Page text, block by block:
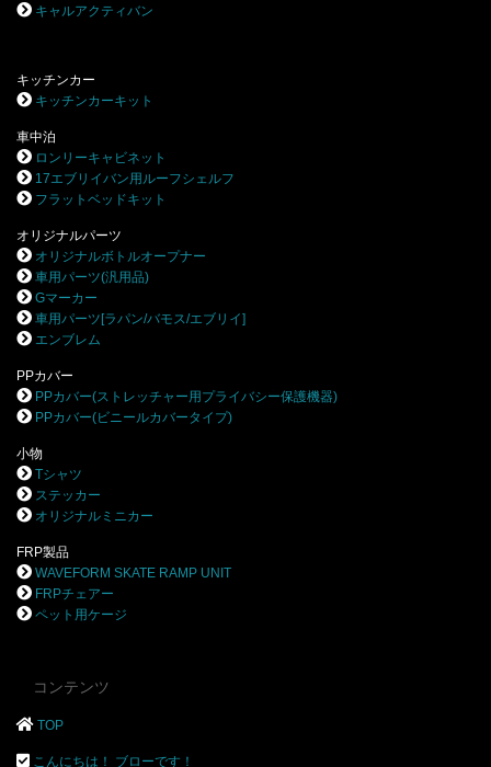
キャルアクティバン
キッチンカー
キッチンカーキット
車中泊
ロンリーキャビネット
17エブリイバン用ルーフシェルフ
フラットベッドキット
オリジナルパーツ
オリジナルボトルオープナー
車用パーツ(汎用品)
Gマーカー
車用パーツ[ラパン/バモス/エブリイ]
エンブレム
PPカバー
PPカバー(ストレッチャー用プライバシー保護機器)
PPカバー(ビニールカバータイプ)
小物
Tシャツ
ステッカー
オリジナルミニカー
FRP製品
WAVEFORM SKATE RAMP UNIT
FRPチェアー
ペット用ケージ
コンテンツ
TOP
こんにちは！ ブローです！